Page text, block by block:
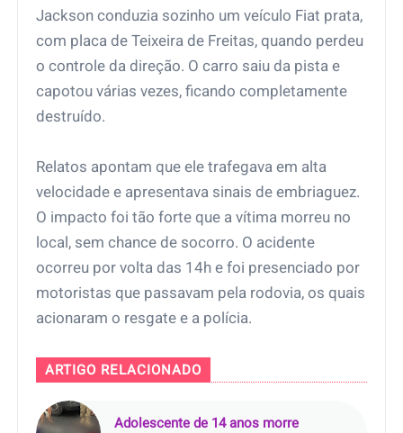
Jackson conduzia sozinho um veículo Fiat prata,
com placa de Teixeira de Freitas, quando perdeu
o controle da direção. O carro saiu da pista e
capotou várias vezes, ficando completamente
destruído.
Relatos apontam que ele trafegava em alta
velocidade e apresentava sinais de embriaguez.
O impacto foi tão forte que a vítima morreu no
local, sem chance de socorro. O acidente
ocorreu por volta das 14h e foi presenciado por
motoristas que passavam pela rodovia, os quais
acionaram o resgate e a polícia.
ARTIGO RELACIONADO
Adolescente de 14 anos morre